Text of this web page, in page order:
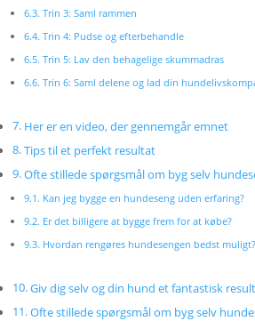
Trin 3: Saml rammen
Trin 4: Pudse og efterbehandle
Trin 5: Lav den behagelige skummadras
Trin 6: Saml delene og lad din
Her er en video, der gennemgår emnet
Tips til et perfekt resultat
Ofte stillede spørgsmål om byg selv
Kan jeg bygge en hundeseng uden erfaring?
Er det billigere at bygge frem for at købe?
Hvordan rengøres hundesengen bedst muligt?
Giv dig selv og din hund et fantastisk
Ofte stillede spørgsmål om byg selv